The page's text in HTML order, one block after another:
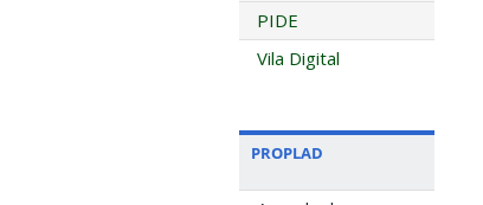
PIDE
Vila Digital
PROPLAD